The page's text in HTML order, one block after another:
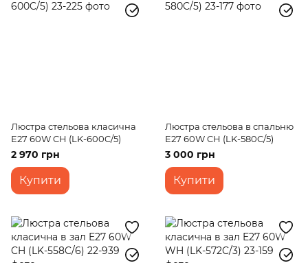
Люстра стельова класична
E27 60W CH (LK-600C/5)
2 970 грн
Купити
Люстра стельова в спальню
E27 60W CH (LK-580C/5)
3 000 грн
Купити